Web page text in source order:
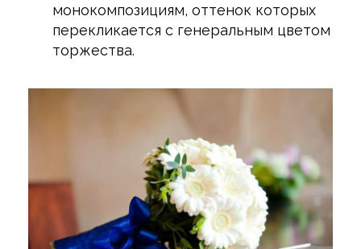
монокомпозициям, оттенок которых
перекликается с генеральным цветом
торжества.